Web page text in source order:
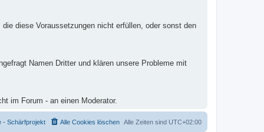
diese Voraussetzungen nicht erfüllen, oder sonst den
Namen Dritter und klären unsere Probleme mit
im Forum - an einen Moderator.
Alle Zeiten sind UTC+02:00
Alle Cookies löschen
- Schärfprojekt